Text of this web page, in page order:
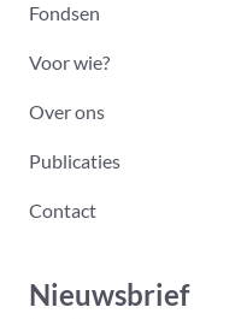
Nieuwsbrief
Fondsen
Voor wie?
Over ons
Publicaties
Contact